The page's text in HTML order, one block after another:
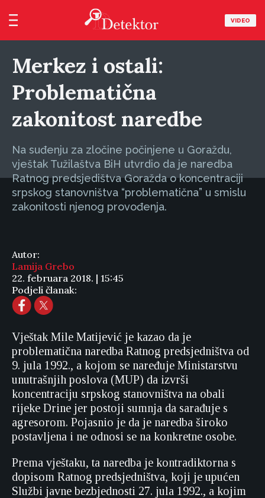
VIDEO
Merkez i ostali:
Problematična
zakonitost naredbe
Na suđenju za zločine počinjene u Goraždu,
vještak Tužilaštva BiH utvrdio da je naredba
Ratnog predsjedištva Goražda o koncentraciji
srpskog stanovništva “problematična” u smislu
zakonitosti njenog provođenja.
Autor:
Lamija Grebo
22. februara 2018. | 15:45
Podjeli članak:
Vještak Mile Matijević je kazao da je
problematična naredba Ratnog predsjedništva od
9. jula 1992., a kojom se naređuje Ministarstvu
unutrašnjih poslova (MUP) da izvrši
koncentraciju srpskog stanovništva na obali
rijeke Drine jer postoji sumnja da sarađuje s
agresorom. Pojasnio je da je naredba široko
postavljena i ne odnosi se na konkretne osobe.
Prema vještaku, ta naredba je kontradiktorna s
dopisom Ratnog predsjedništva, koji je upućen
Službi javne bezbjednosti 27. jula 1992., a kojim